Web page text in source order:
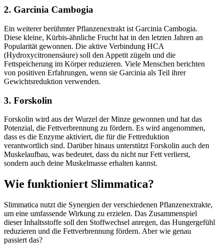
2. Garcinia Cambogia
Ein weiterer berühmter Pflanzenextrakt ist Garcinia Cambogia.
Diese kleine, Kürbis-ähnliche Frucht hat in den letzten Jahren an
Popularität gewonnen. Die aktive Verbindung HCA
(Hydroxycitronensäure) soll den Appetit zügeln und die
Fettspeicherung im Körper reduzieren. Viele Menschen berichten
von positiven Erfahrungen, wenn sie Garcinia als Teil ihrer
Gewichtsreduktion verwenden.
3. Forskolin
Forskolin wird aus der Wurzel der Minze gewonnen und hat das
Potenzial, die Fettverbrennung zu fördern. Es wird angenommen,
dass es die Enzyme aktiviert, die für die Fettreduktion
verantwortlich sind. Darüber hinaus unterstützt Forskolin auch den
Muskelaufbau, was bedeutet, dass du nicht nur Fett verlierst,
sondern auch deine Muskelmasse erhalten kannst.
Wie funktioniert Slimmatica?
Slimmatica nutzt die Synergien der verschiedenen Pflanzenextrakte,
um eine umfassende Wirkung zu erzielen. Das Zusammenspiel
dieser Inhaltsstoffe soll den Stoffwechsel anregen, das Hungergefühl
reduzieren und die Fettverbrennung fördern. Aber wie genau
passiert das?